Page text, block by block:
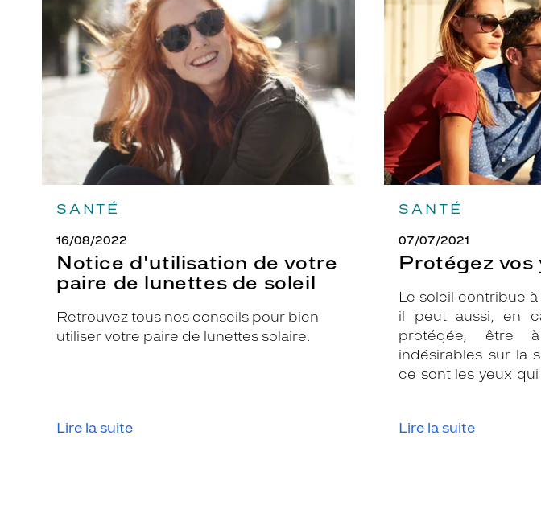
SANTÉ
16/08/2022
Notice d'utilisation de votre
paire de lunettes de soleil
Retrouvez tous nos conseils pour bien
utiliser votre paire de lunettes solaire.
Lire la suite
votre
paire
de
lunettes
de
SANTÉ
07/07/2021
Protégez vos
Le soleil contribue
il peut aussi, en
protégée, être à
indésirables sur la
ce sont les yeux
que le temps est
Lire la suite
yeux
soleil